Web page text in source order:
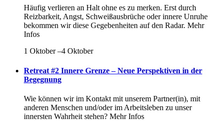
Häufig verlieren an Halt ohne es zu merken. Erst durch
Reizbarkeit, Angst, Schweißausbrüche oder innere Unruhe
bekommen wir diese Gegebenheiten auf den Radar. Mehr
Infos
1 Oktober–4 Oktober
Retreat #2 Innere Grenze – Neue Perspektiven in der
Begegnung
Wie können wir im Kontakt mit unserem Partner(in), mit
anderen Menschen und/oder im Arbeitsleben zu unser
innersten Wahrheit stehen? Mehr Infos